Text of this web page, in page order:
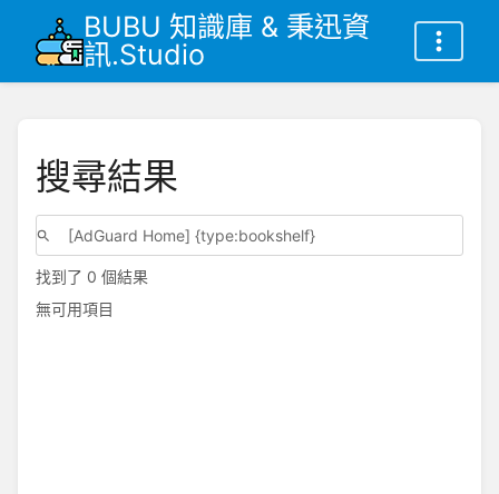
BUBU 知識庫 & 秉迅資
訊.Studio
搜尋結果
找到了 0 個結果
無可用項目